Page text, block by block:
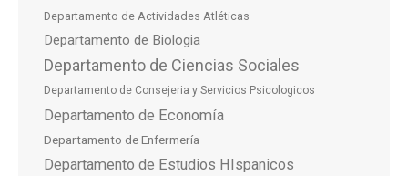
Departamento de Actividades Atléticas
Departamento de Biologia
Departamento de Ciencias Sociales
Departamento de Consejeria y Servicios Psicologicos
Departamento de Economía
Departamento de Enfermería
Departamento de Estudios HIspanicos